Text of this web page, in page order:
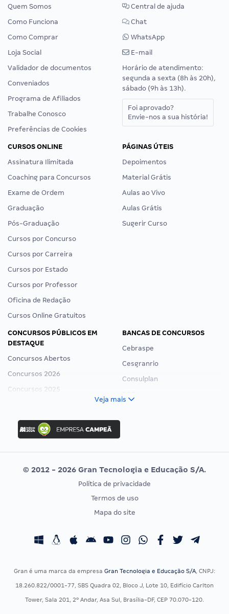
Quem Somos
Como Funciona
Como Comprar
Loja Social
Validador de documentos
Conveniados
Programa de Afiliados
Trabalhe Conosco
Preferências de Cookies
Central de ajuda
Chat
WhatsApp
E-mail
Horário de atendimento:
segunda a sexta (8h às 20h),
sábado (9h às 13h).
Foi aprovado?
Envie-nos a sua história!
CURSOS ONLINE
Assinatura Ilimitada
Coaching para Concursos
Exame de Ordem
Graduação
Pós-Graduação
Cursos por Concurso
Cursos por Carreira
Cursos por Estado
Cursos por Professor
Oficina de Redação
Cursos Online Gratuitos
PÁGINAS ÚTEIS
Depoimentos
Material Grátis
Aulas ao Vivo
Aulas Grátis
Sugerir Curso
CONCURSOS PÚBLICOS EM
DESTAQUE
Concursos Abertos
Concursos 2026
Concursos 2025
Concurso Ibama
Concurso MPU
Editais publicados
BANCAS DE CONCURSOS
Cebraspe
Cesgranrio
Consulplan
Vunesp
CONCURSOS POR PROFISSÃO
Concursos Fiscais
EXAME DE ORDEM
Calendário OAB
Veja mais
© 2012 - 2026 Gran Tecnologia e Educação S/A.
Política de privacidade
Termos de uso
Mapa do site
Gran é uma marca da empresa Gran Tecnologia e Educação S/A, CNPJ:
18.260.822/0001-77, SBS Quadra 02, Bloco J, Lote 10, Edifício Carlton
Tower, Sala 201, 2º Andar, Asa Sul, Brasília-DF, CEP 70.070-120.